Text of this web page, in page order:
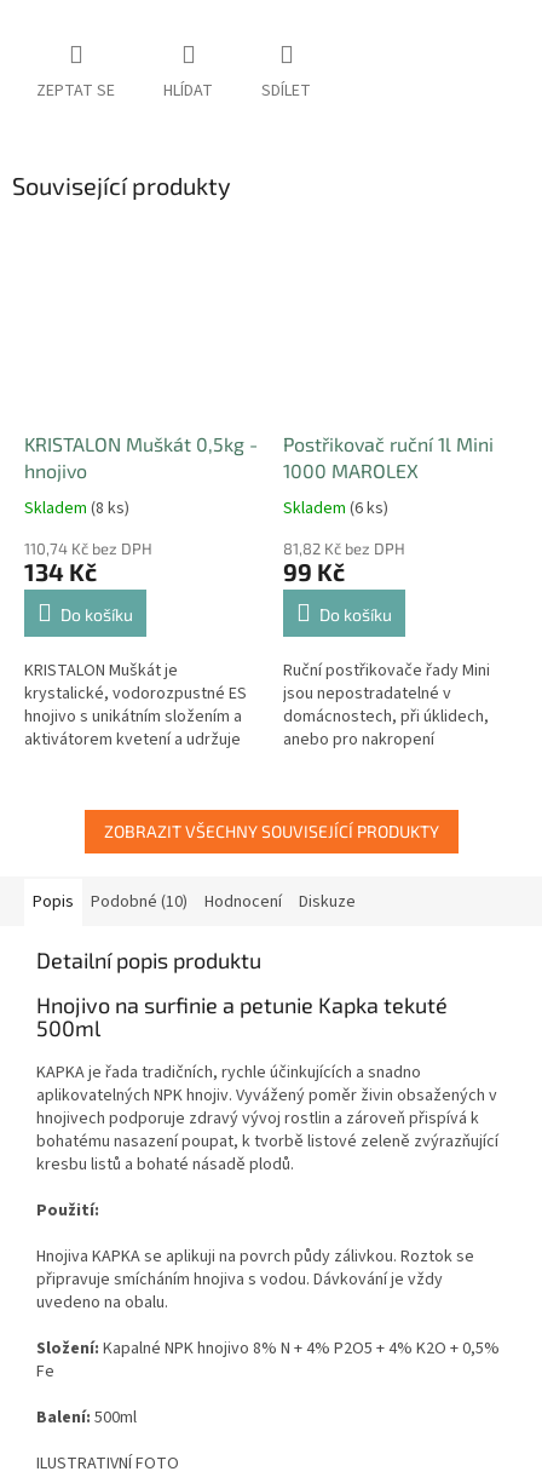
ZEPTAT SE HLÍDAT SDÍLET
Související produkty
KRISTALON Muškát 0,5kg -
hnojivo
Skladem (8 ks)
110,74 Kč bez DPH
134 Kč
Do košíku
KRISTALON Muškát je
krystalické, vodorozpustné ES
hnojivo s unikátním složením a
aktivátorem kvetení a udržuje
Postřikovač ruční 1l Mini
1000 MAROLEX
Skladem (6 ks)
81,82 Kč bez DPH
99 Kč
Do košíku
Ruční postřikovače řady Mini
jsou nepostradatelné v
domácnostech, při úklidech,
anebo pro nakropení
jeho regulace na...
ZOBRAZIT VŠECHNY SOUVISEJÍCÍ PRODUKTY
Popis Podobné (10) Hodnocení Diskuze
Detailní popis produktu
Hnojivo na surfinie a petunie Kapka tekuté
500ml
KAPKA je řada tradičních, rychle účinkujících a snadno
aplikovatelných NPK hnojiv. Vyvážený poměr živin obsažených v
hnojivech podporuje zdravý vývoj rostlin a zároveň přispívá k
bohatému nasazení poupat, k tvorbě listové zeleně zvýrazňující
kresbu listů a bohaté násadě plodů.
Použití:
Hnojiva KAPKA se aplikuji na povrch půdy zálivkou. Roztok se
připravuje smícháním hnojiva s vodou. Dávkování je vždy
uvedeno na obalu.
Složení: Kapalné NPK hnojivo 8% N + 4% P2O5 + 4% K2O + 0,5%
Fe
Balení: 500ml
ILUSTRATIVNÍ FOTO